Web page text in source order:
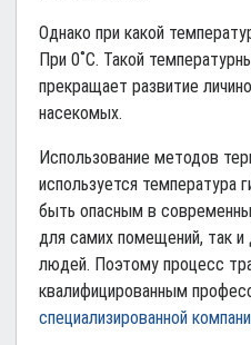
Однако при какой
При 0˚С. Такой
прекращает развитие
насекомых.
Использование методов
используется температура
быть опасным в
для самих помещений, так и
людей. Поэтому процесс
квалифицированным
специализированной